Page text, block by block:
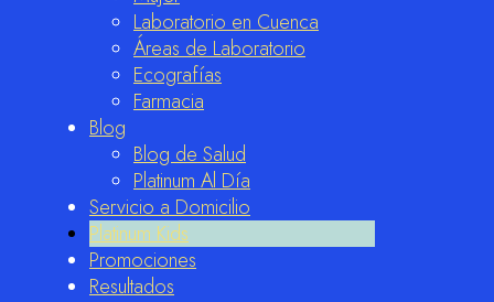
Laboratorio en Cuenca
Áreas de Laboratorio
Ecografías
Farmacia
Blog
Blog de Salud
Platinum Al Día
Servicio a Domicilio
Platinum Kids
Promociones
Resultados